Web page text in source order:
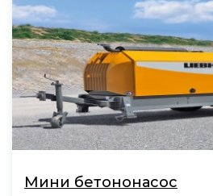
Мини бетононасос